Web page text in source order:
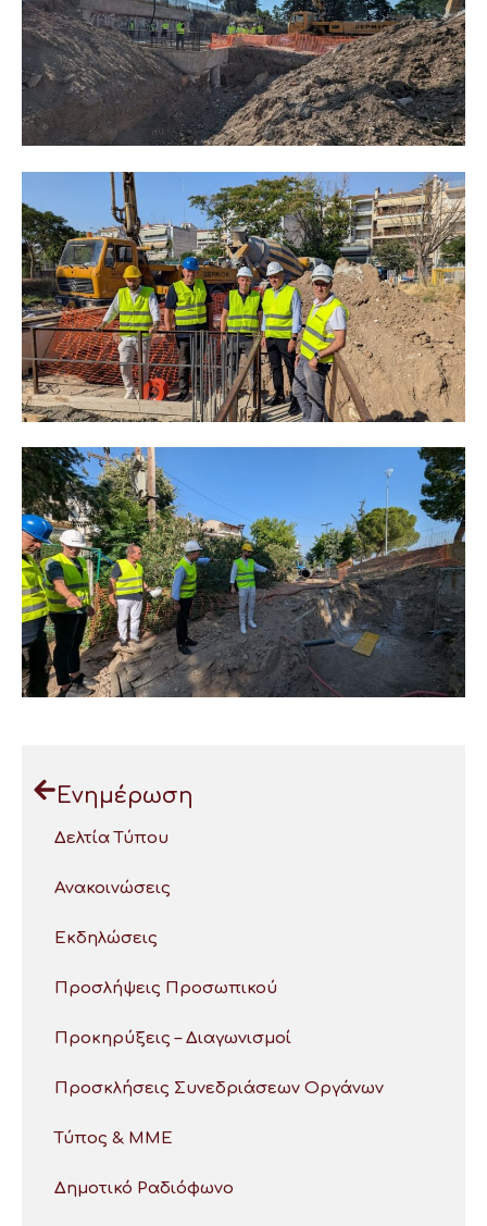
Ενημέρωση
Δελτία Τύπου
Ανακοινώσεις
Εκδηλώσεις
Προσλήψεις Προσωπικού
Προκηρύξεις – Διαγωνισμοί
Προσκλήσεις Συνεδριάσεων Οργάνων
Τύπος & ΜΜΕ
Δημοτικό Ραδιόφωνο